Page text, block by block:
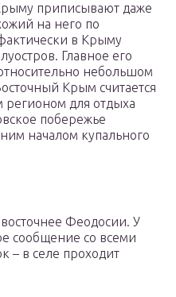
приписывают даже
на него по
в Крыму
Главное его
небольшом
Крым считается
для отдыха
побережье
началом купального
Феодосии. У
сообщение со всеми
– в селе проходит